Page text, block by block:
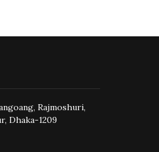
Rajmoshuri,
Dhaka-1209